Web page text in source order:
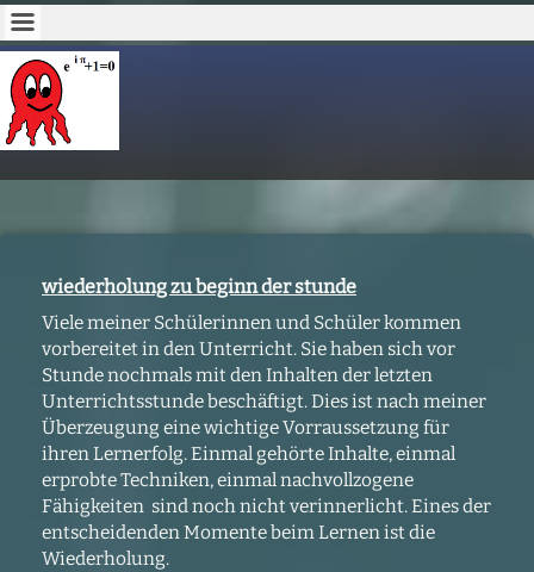
wiederholung zu beginn der stunde
Viele meiner Schülerinnen und Schüler kommen
vorbereitet in den Unterricht. Sie haben sich vor
Stunde nochmals mit den Inhalten der letzten
Unterrichtsstunde beschäftigt. Dies ist nach meiner
Überzeugung eine wichtige Vorraussetzung für
ihren Lernerfolg. Einmal gehörte Inhalte, einmal
erprobte Techniken, einmal nachvollzogene
Fähigkeiten sind noch nicht verinnerlicht. Eines der
entscheidenden Momente beim Lernen ist die
Wiederholung.